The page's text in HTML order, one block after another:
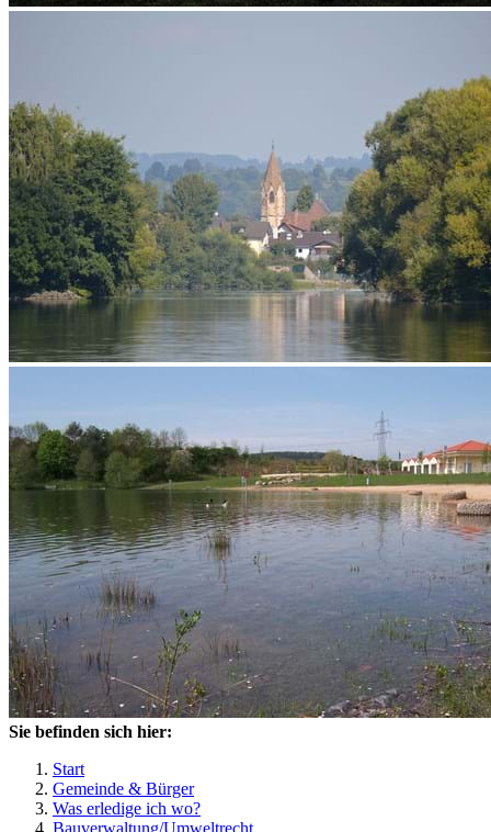
Sie befinden sich hier:
Start
Gemeinde & Bürger
Was erledige ich wo?
Bauverwaltung/Umweltrecht